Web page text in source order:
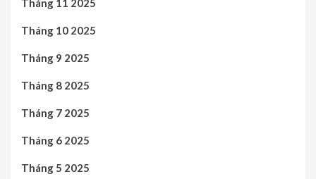
Tháng 11 2025
Tháng 10 2025
Tháng 9 2025
Tháng 8 2025
Tháng 7 2025
Tháng 6 2025
Tháng 5 2025